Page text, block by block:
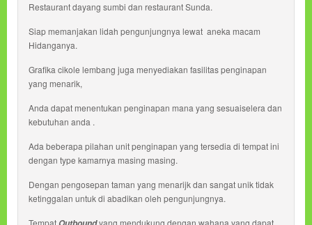
Restaurant dayang sumbi dan restaurant Sunda.
Siap memanjakan lidah pengunjungnya lewat aneka macam
Hidanganya.
Grafika cikole lembang juga menyediakan fasilitas penginapan
yang menarik,
Anda dapat menentukan penginapan mana yang sesuaiselera dan
kebutuhan anda .
Ada beberapa pilahan unit penginapan yang tersedia di tempat ini
dengan type kamarnya masing masing.
Dengan pengosepan taman yang menarijk dan sangat unik tidak
ketinggalan untuk di abadikan oleh pengunjungnya.